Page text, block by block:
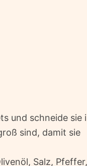
und schneide sie
sind, damit sie
Salz, Pfeffer,